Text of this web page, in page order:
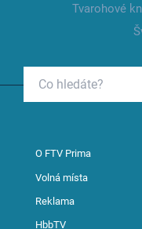
Tvarohové
O FTV Prima
Volná místa
Reklama
HbbTV